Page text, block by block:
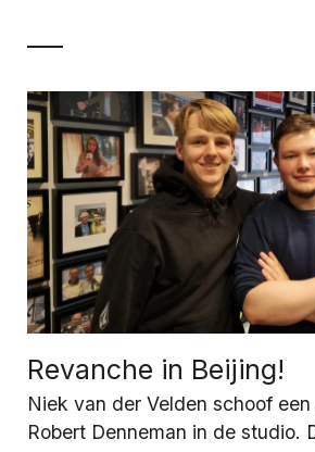
Revanche in Beijing!
Niek van der Velden schoof
Robert Denneman in de studio.